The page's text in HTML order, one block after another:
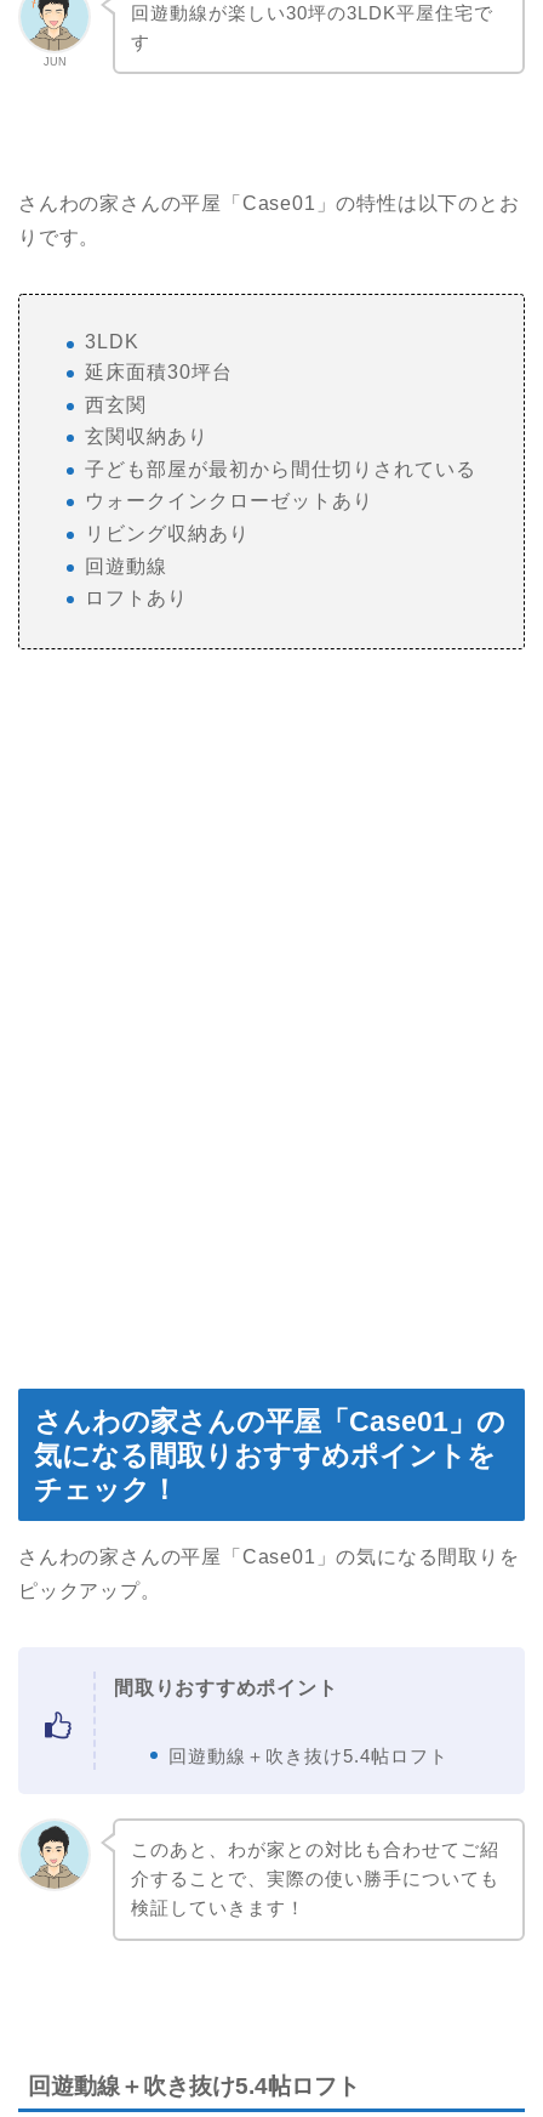
JUN
回遊動線が楽しい30坪の3LDK平屋住宅で
す
さんわの家さんの平屋「Case01」の特性は以下のとお
りです。
3LDK
延床面積30坪台
西玄関
玄関収納あり
子ども部屋が最初から間仕切りされている
ウォークインクローゼットあり
リビング収納あり
回遊動線
ロフトあり
さんわの家さんの平屋「Case01」の
気になる間取りおすすめポイントを
チェック！
さんわの家さんの平屋「Case01」の気になる間取りを
ピックアップ。
間取りおすすめポイント
回遊動線＋吹き抜け5.4帖ロフト
このあと、わが家との対比も合わせてご紹
介することで、実際の使い勝手についても
検証していきます！
回遊動線＋吹き抜け5.4帖ロフト